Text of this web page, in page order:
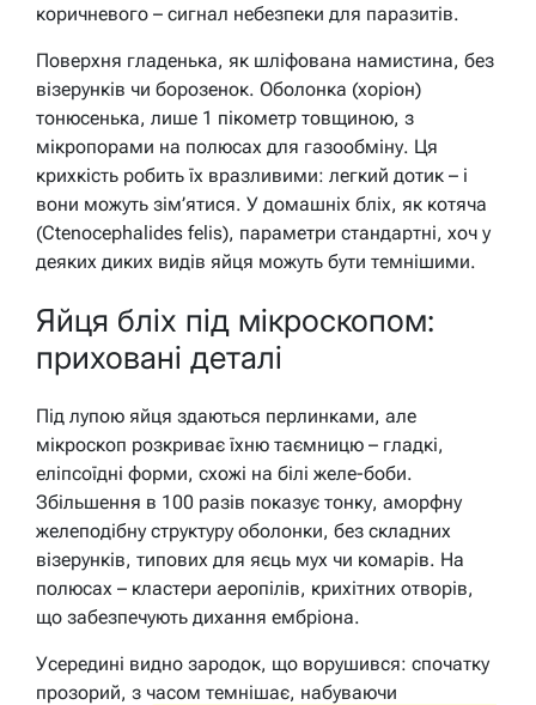
коричневого – сигнал небезпеки для паразитів.
Поверхня гладенька, як шліфована намистина, без
візерунків чи борозенок. Оболонка (хоріон)
тонюсенька, лише 1 пікометр товщиною, з
мікропорами на полюсах для газообміну. Ця
крихкість робить їх вразливими: легкий дотик – і
вони можуть зім’ятися. У домашніх бліх, як котяча
(Ctenocephalides felis), параметри стандартні, хоч у
деяких диких видів яйця можуть бути темнішими.
Яйця бліх під мікроскопом:
приховані деталі
Під лупою яйця здаються перлинками, але
мікроскоп розкриває їхню таємницю – гладкі,
еліпсоїдні форми, схожі на білі желе-боби.
Збільшення в 100 разів показує тонку, аморфну
желеподібну структуру оболонки, без складних
візерунків, типових для яєць мух чи комарів. На
полюсах – кластери аеропілів, крихітних отворів,
що забезпечують дихання ембріона.
Усередині видно зародок, що ворушився: спочатку
прозорий, з часом темнішає, набуваючи